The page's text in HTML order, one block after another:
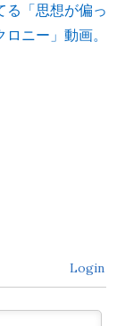
る「思想が偏っ
ニー」動画。
Login